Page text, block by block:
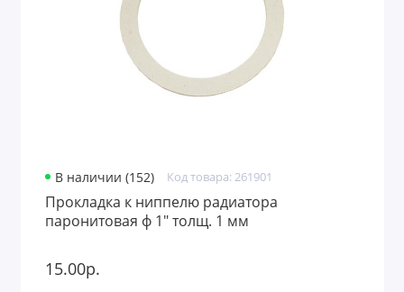
В наличии (152) Код товара: 261901
Прокладка к ниппелю радиатора
паронитовая ф 1" толщ. 1 мм
15.00р.